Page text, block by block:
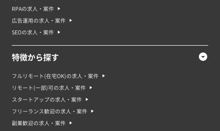
RPAの求人・案件
広告運用の求人・案件
SEOの求人・案件
特徴から探す
フルリモート(在宅OK)の求人・案件
リモート(一部)可の求人・案件
スタートアップの求人・案件
フリーランス歓迎の求人・案件
副業歓迎の求人・案件